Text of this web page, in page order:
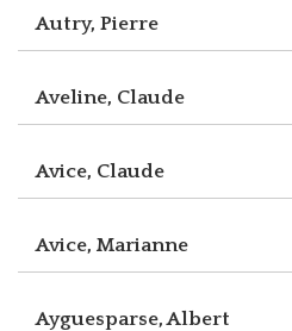
Autry, Pierre
Aveline, Claude
Avice, Claude
Avice, Marianne
Ayguesparse, Albert